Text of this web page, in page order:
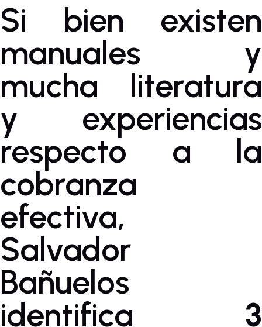
Si bien existen
manuales y
mucha literatura
y experiencias
respecto a la
cobranza
efectiva,
Salvador
Bañuelos
identifica 3